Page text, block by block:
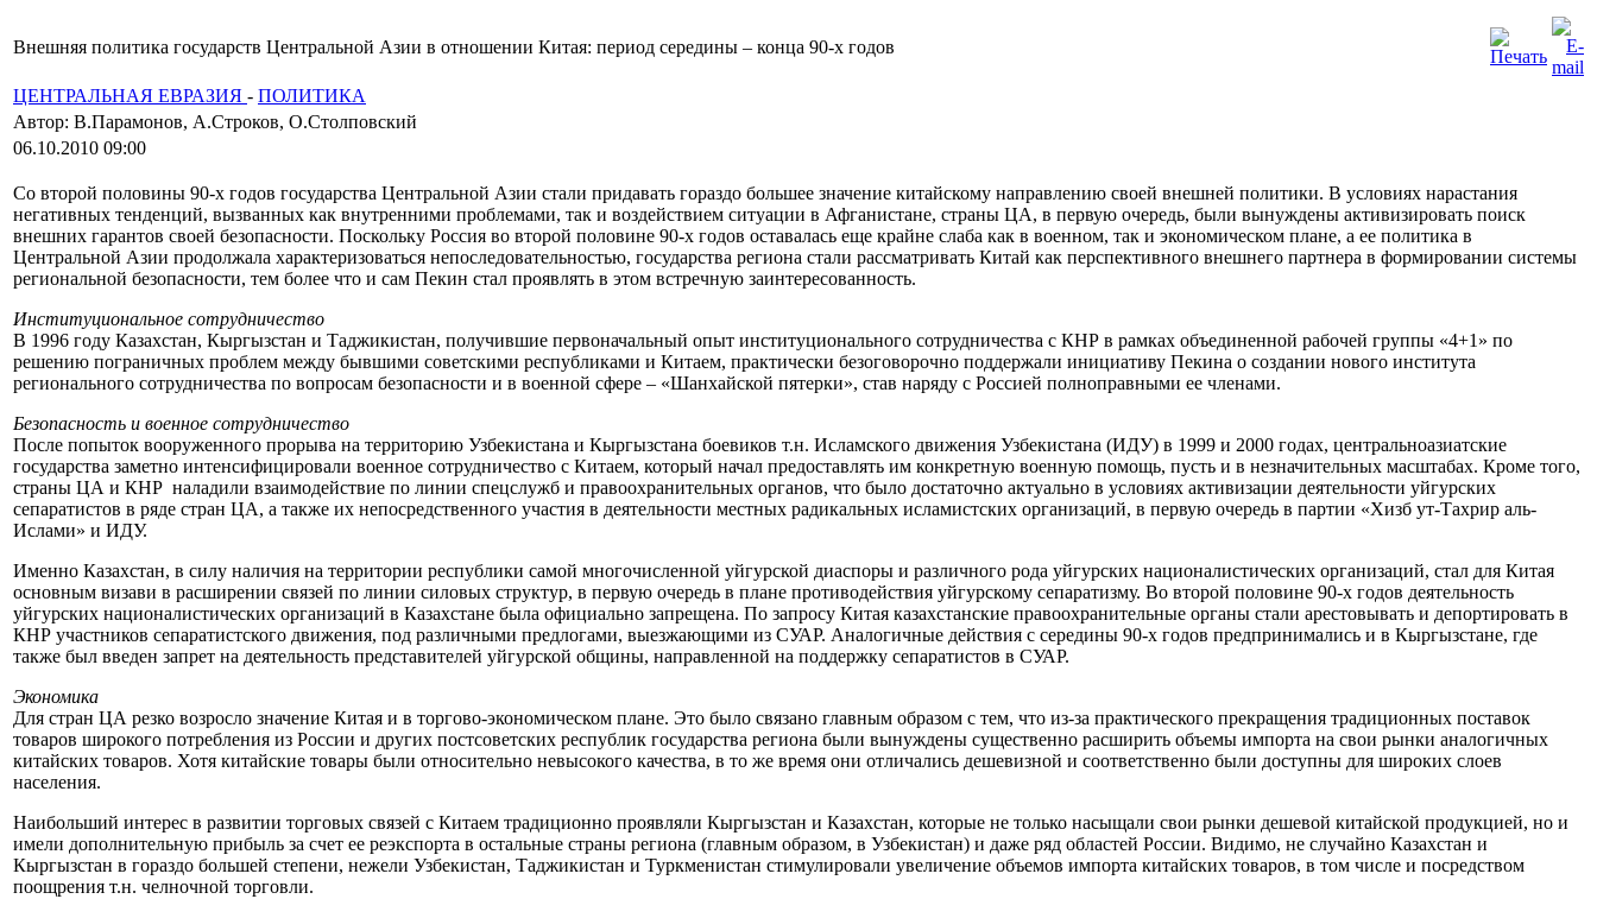
Внешняя политика государств Центральной Азии в отношении Китая: период середины – конца 90-х годов
ЦЕНТРАЛЬНАЯ ЕВРАЗИЯ - ПОЛИТИКА
Автор: В.Парамонов, А.Строков, О.Столповский
06.10.2010 09:00
Со второй половины 90-х годов государства Центральной Азии стали придавать гораздо большее значение китайскому направлению своей внешней политики. В условиях нарастания
негативных тенденций, вызванных как внутренними проблемами, так и воздействием ситуации в Афганистане, страны ЦА, в первую очередь, были вынуждены активизировать поиск
внешних гарантов своей безопасности. Поскольку Россия во второй половине 90-х годов оставалась еще крайне слаба как в военном, так и экономическом плане, а ее политика в
Центральной Азии продолжала характеризоваться непоследовательностью, государства региона стали рассматривать Китай как перспективного внешнего партнера в формировании системы
региональной безопасности, тем более что и сам Пекин стал проявлять в этом встречную заинтересованность.
Институциональное сотрудничество
В 1996 году Казахстан, Кыргызстан и Таджикистан, получившие первоначальный опыт институционального сотрудничества с КНР в рамках объединенной рабочей группы «4+1» по
решению пограничных проблем между бывшими советскими республиками и Китаем, практически безоговорочно поддержали инициативу Пекина о создании нового института
регионального сотрудничества по вопросам безопасности и в военной сфере – «Шанхайской пятерки», став наряду с Россией полноправными ее членами.
Безопасность и военное сотрудничество
После попыток вооруженного прорыва на территорию Узбекистана и Кыргызстана боевиков т.н. Исламского движения Узбекистана (ИДУ) в 1999 и 2000 годах, центральноазиатские
государства заметно интенсифицировали военное сотрудничество с Китаем, который начал предоставлять им конкретную военную помощь, пусть и в незначительных масштабах. Кроме того,
страны ЦА и КНР наладили взаимодействие по линии спецслужб и правоохранительных органов, что было достаточно актуально в условиях активизации деятельности уйгурских
сепаратистов в ряде стран ЦА, а также их непосредственного участия в деятельности местных радикальных исламистских организаций, в первую очередь в партии «Хизб ут-Тахрир аль-
Ислами» и ИДУ.
Именно Казахстан, в силу наличия на территории республики самой многочисленной уйгурской диаспоры и различного рода уйгурских националистических организаций, стал для Китая
основным визави в расширении связей по линии силовых структур, в первую очередь в плане противодействия уйгурскому сепаратизму. Во второй половине 90-х годов деятельность
уйгурских националистических организаций в Казахстане была официально запрещена. По запросу Китая казахстанские правоохранительные органы стали арестовывать и депортировать в
КНР участников сепаратистского движения, под различными предлогами, выезжающими из СУАР. Аналогичные действия с середины 90-х годов предпринимались и в Кыргызстане, где
также был введен запрет на деятельность представителей уйгурской общины, направленной на поддержку сепаратистов в СУАР.
Экономика
Для стран ЦА резко возросло значение Китая и в торгово-экономическом плане. Это было связано главным образом с тем, что из-за практического прекращения традиционных поставок
товаров широкого потребления из России и других постсоветских республик государства региона были вынуждены существенно расширить объемы импорта на свои рынки аналогичных
китайских товаров. Хотя китайские товары были относительно невысокого качества, в то же время они отличались дешевизной и соответственно были доступны для широких слоев
населения.
Наибольший интерес в развитии торговых связей с Китаем традиционно проявляли Кыргызстан и Казахстан, которые не только насыщали свои рынки дешевой китайской продукцией, но и
имели дополнительную прибыль за счет ее реэкспорта в остальные страны региона (главным образом, в Узбекистан) и даже ряд областей России. Видимо, не случайно Казахстан и
Кыргызстан в гораздо большей степени, нежели Узбекистан, Таджикистан и Туркменистан стимулировали увеличение объемов импорта китайских товаров, в том числе и посредством
поощрения т.н. челночной торговли.